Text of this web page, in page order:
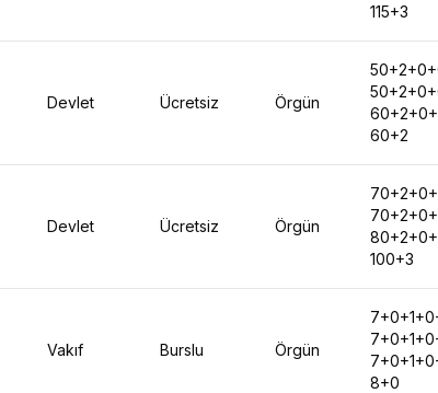
115+3
Devlet Ücretsiz Örgün
60+2
Devlet Ücretsiz Örgün
100+3
Vakıf Burslu Örgün
8+0